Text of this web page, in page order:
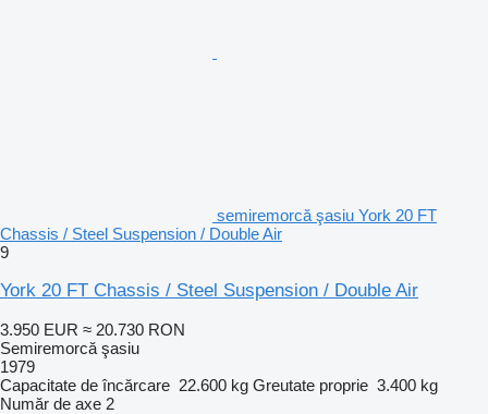
semiremorcă şasiu York 20 FT
Chassis / Steel Suspension / Double Air
9
York 20 FT Chassis / Steel Suspension / Double Air
3.950 EUR ≈ 20.730 RON
Semiremorcă şasiu
1979
Capacitate de încărcare 22.600 kg Greutate proprie 3.400 kg
Număr de axe 2